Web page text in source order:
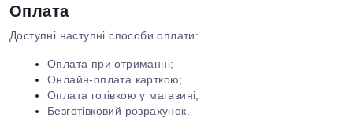
Оплата
Доступні наступні способи оплати:
Оплата при отриманні;
Онлайн-оплата карткою;
Оплата готівкою у магазині;
Безготівковий розрахунок.